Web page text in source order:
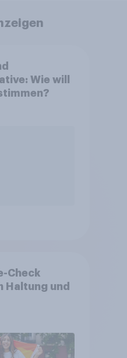
Wie will
Check
Haltung und